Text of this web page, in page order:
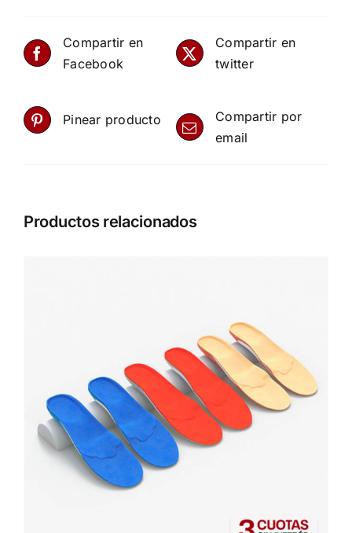
Compartir en
Facebook
Compartir en
twitter
Pinear producto
Compartir por
email
Productos relacionados